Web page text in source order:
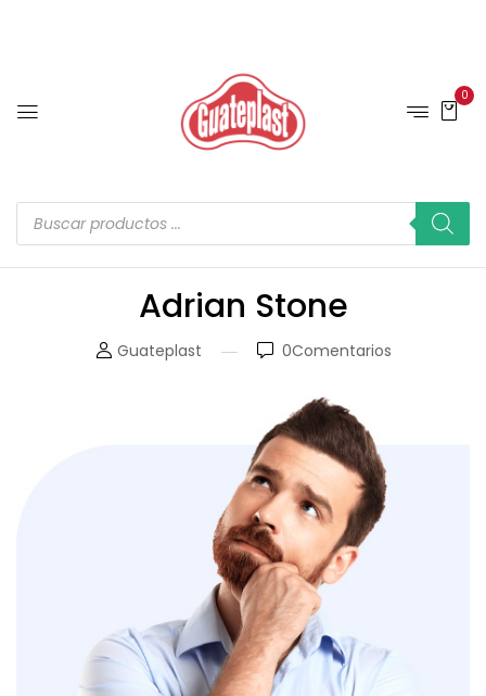
0
Adrian Stone
Guateplast 0Comentarios